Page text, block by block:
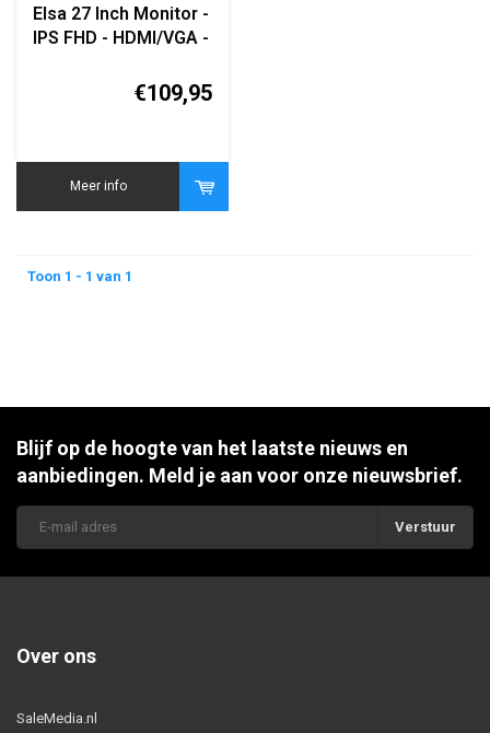
Elsa 27 Inch Monitor -
IPS FHD - HDMI/VGA -
€109,95
Meer info
Toon 1 - 1 van 1
Blijf op de hoogte van het laatste nieuws en
aanbiedingen. Meld je aan voor onze nieuwsbrief.
Verstuur
Over ons
SaleMedia.nl